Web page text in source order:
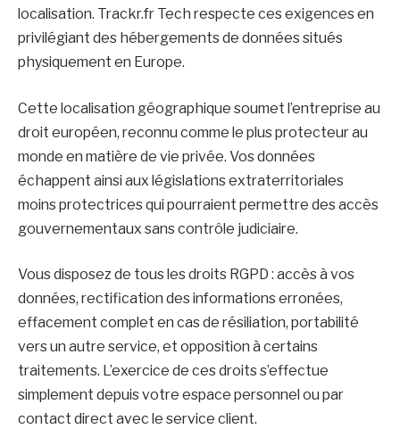
localisation. Trackr.fr Tech respecte ces exigences en
privilégiant des hébergements de données situés
physiquement en Europe.
Cette localisation géographique soumet l’entreprise au
droit européen, reconnu comme le plus protecteur au
monde en matière de vie privée. Vos données
échappent ainsi aux législations extraterritoriales
moins protectrices qui pourraient permettre des accès
gouvernementaux sans contrôle judiciaire.
Vous disposez de tous les droits RGPD : accès à vos
données, rectification des informations erronées,
effacement complet en cas de résiliation, portabilité
vers un autre service, et opposition à certains
traitements. L’exercice de ces droits s’effectue
simplement depuis votre espace personnel ou par
contact direct avec le service client.